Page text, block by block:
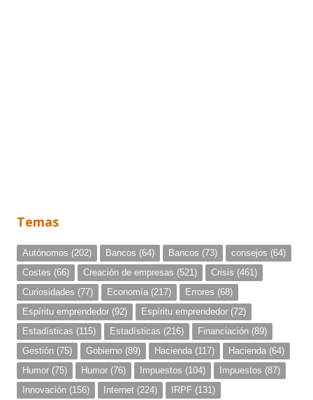
Temas
Autónomos (202) Bancos (64) Bancos (73) consejos (64)
Costes (66) Creación de empresas (521) Crisis (461)
Curiosidades (77) Economía (217) Errores (68)
Espíritu emprendedor (92) Espíritu emprendedor (72)
Estadísticas (115) Estadísticas (216) Financiación (89)
Gestión (75) Gobierno (89) Hacienda (117) Hacienda (64)
Humor (75) Humor (76) Impuestos (104) Impuestos (87)
Innovación (156) Internet (224) IRPF (131)